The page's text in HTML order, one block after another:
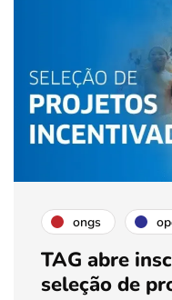
ongs
TAG abre
seleção de